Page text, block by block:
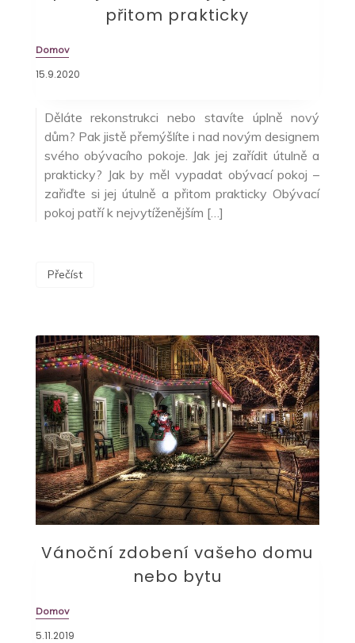
přitom prakticky
Domov
15.9.2020
Děláte rekonstrukci nebo stavíte úplně nový
dům? Pak jistě přemýšlíte i nad novým designem
svého obývacího pokoje. Jak jej zařídit útulně a
prakticky? Jak by měl vypadat obývací pokoj –
zařiďte si jej útulně a přitom prakticky Obývací
pokoj patří k nejvytíženějším […]
Přečíst
Vánoční zdobení vašeho domu
nebo bytu
Domov
5.11.2019